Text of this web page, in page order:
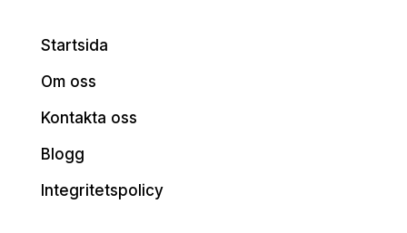
Startsida
Om oss
Kontakta oss
Blogg
Integritetspolicy